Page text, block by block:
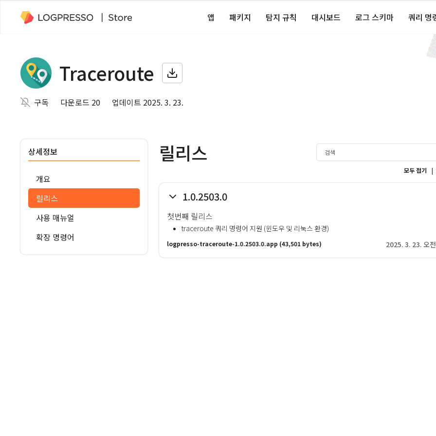
앱 패키지 탐지 규칙 대시보드 로그 스키마 쿼리 명
Traceroute
구독 다운로드 20 업데이트 2025. 3. 23.
상세정보
개요
릴리스
사용 매뉴얼
확장 명령어
릴리스
모두 접기 |
1.0.2503.0
첫번째 릴리스
traceroute 쿼리 명령어 지원 (윈도우 및 리눅스 환경)
logpresso-traceroute-1.0.2503.0.app (43,501 bytes) 2025. 3. 23. 오